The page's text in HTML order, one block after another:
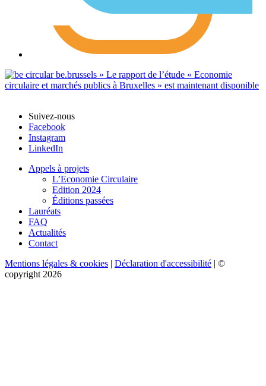
Suivez-nous
Facebook
Instagram
LinkedIn
Appels à projets
L’Economie Circulaire
Edition 2024
Éditions passées
Lauréats
FAQ
Actualités
Contact
Mentions légales & cookies | Déclaration d'accessibilité | ©
copyright 2026